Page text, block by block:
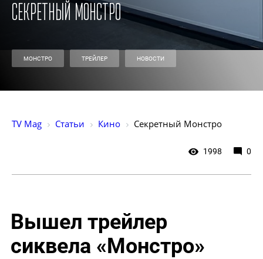
Секретный Монстро
МОНСТРО ТРЕЙЛЕР НОВОСТИ
TV Mag Статьи Кино Секретный Монстро
1998 0
Вышел трейлер
сиквела «Монстро»